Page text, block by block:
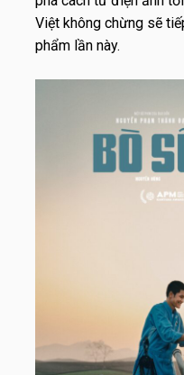
Việt không chừng sẽ
phẩm lần này.